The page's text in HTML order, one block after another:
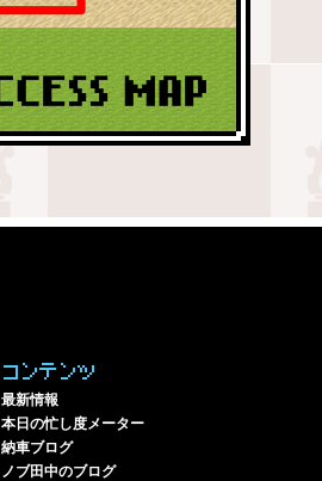
コンテンツ
最新情報
本日の忙し度メーター
納車ブログ
ノブ田中のブログ